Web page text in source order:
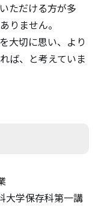
ただける方が多
りません。
大切に思い、より
ば、と考えていま
大学保存科第一講